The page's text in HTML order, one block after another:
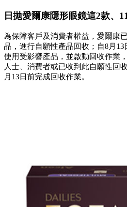
日拋愛爾康隱形眼鏡這2款、
為保障客戶及消費者權益，愛爾康
品，進行自願性產品回收；自8月
使用受影響產品，並啟動回收作業
人士、消費者或已收到此自願性回
月13日前完成回收作業。